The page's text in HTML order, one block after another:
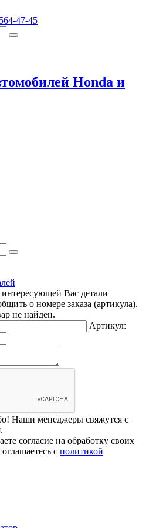
47-45
Honda и
Вас детали
о номере заказа (артикула).
не найден.
Артикул:
Наши менеджеры свяжутся с
согласие на обработку своих
с политикой